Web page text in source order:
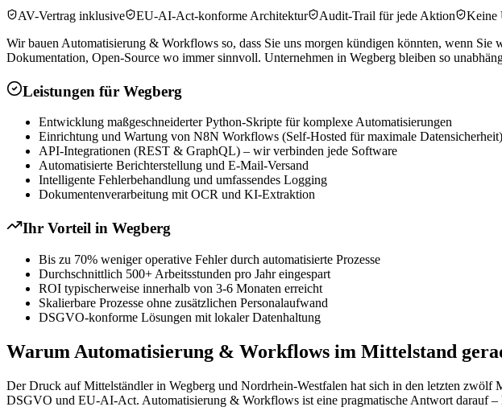
AV-Vertrag inklusive
EU-AI-Act-konforme Architektur Audit-Trail für jede Aktion
Keine
Wir bauen Automatisierung & Workflows so, dass Sie uns morgen kündigen könnten, wenn
Dokumentation, Open-Source wo immer sinnvoll. Unternehmen in Wegberg bleiben so
Leistungen für Wegberg
Entwicklung maßgeschneiderter Python-Skripte für komplexe Automatisierungen
Einrichtung und Wartung von N8N Workflows (Self-Hosted für maximale Datensicherheit)
API-Integrationen (REST & GraphQL) – wir verbinden jede Software
Automatisierte Berichterstellung und E-Mail-Versand
Intelligente Fehlerbehandlung und umfassendes Logging
Dokumentenverarbeitung mit OCR und KI-Extraktion
Ihr Vorteil in Wegberg
Bis zu 70% weniger operative Fehler durch automatisierte Prozesse
Durchschnittlich 500+ Arbeitsstunden pro Jahr eingespart
ROI typischerweise innerhalb von 3-6 Monaten erreicht
Skalierbare Prozesse ohne zusätzlichen Personalaufwand
DSGVO-konforme Lösungen mit lokaler Datenhaltung
Warum Automatisierung & Workflows im Mittelstand
Der Druck auf Mittelständler in Wegberg und Nordrhein-Westfalen hat sich in den letzten zwölf
DSGVO und EU-AI-Act. Automatisierung & Workflows ist eine pragmatische Antwort darauf